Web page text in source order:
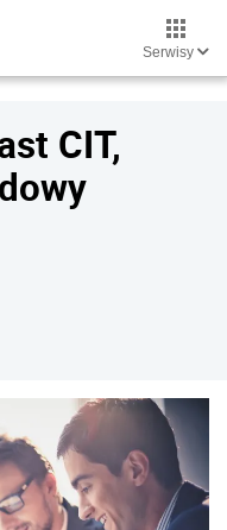
Serwisy
CIT,